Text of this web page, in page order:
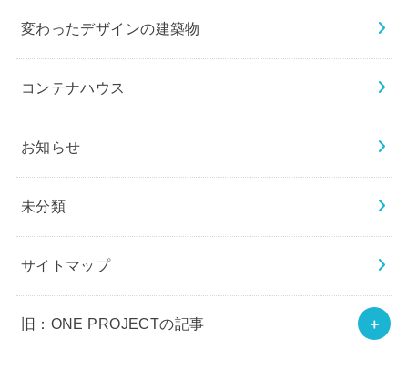
変わったデザインの建築物
コンテナハウス
お知らせ
未分類
サイトマップ
旧：ONE PROJECTの記事